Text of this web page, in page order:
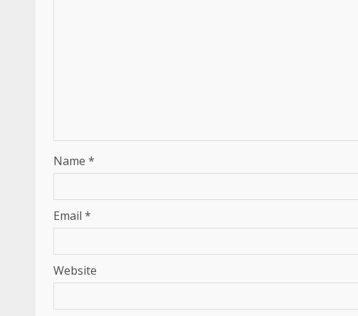
Name *
Email *
Website